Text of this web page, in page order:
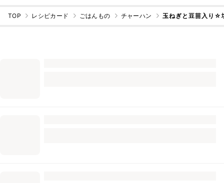
TOP レシピカード ごはんもの チャーハン 玉ねぎと豆苗入り☆